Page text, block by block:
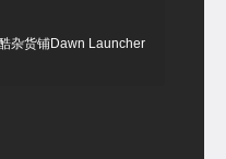
杂货铺Dawn Launcher